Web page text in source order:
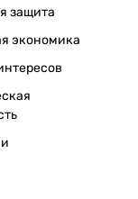
защита
экономика